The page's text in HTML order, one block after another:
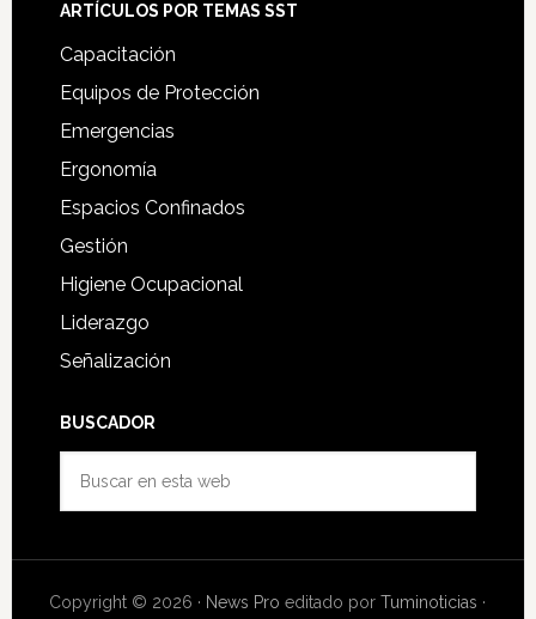
ARTÍCULOS POR TEMAS SST
Capacitación
Equipos de Protección
Emergencias
Ergonomía
Espacios Confinados
Gestión
Higiene Ocupacional
Liderazgo
Señalización
BUSCADOR
web
Copyright © 2026 · News Pro editado porTuminoticias ·